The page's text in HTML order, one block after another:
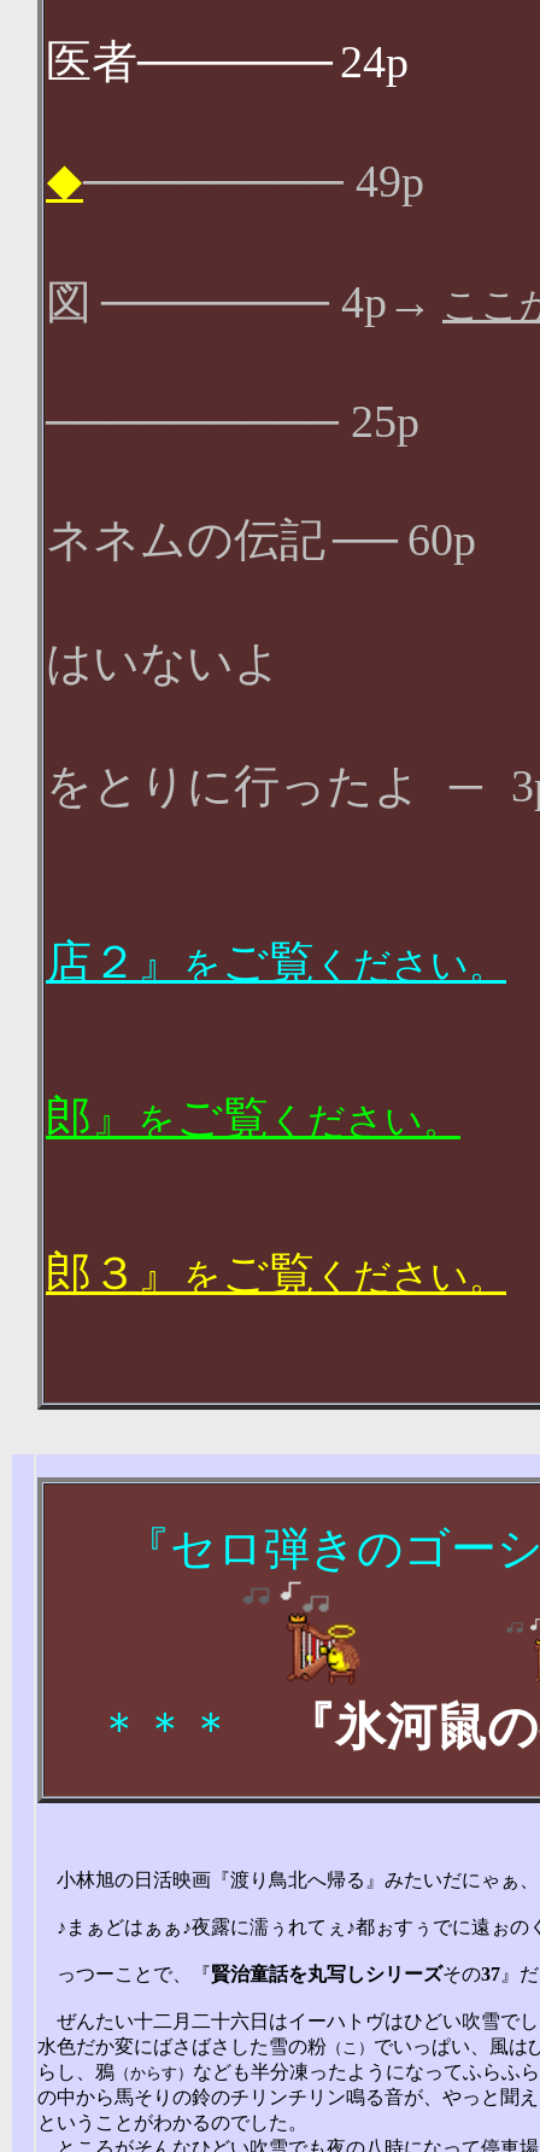
医者──────24p
◆──────── 49p
図 ─────── 4p→ ここ
───────── 25p
ネネムの伝記── 60p
はいないよ
をとりに行ったよ
─
店２』
を ご覧 ください。
郎』 を ご覧 ください。
郎３』 を ご覧 ください。
『セロ弾きのゴー
＊＊＊ 『氷河鼠
小林旭の日活映画『渡り鳥北へ帰る』みたいだにゃぁ、
♪まぁどはぁぁ♪夜露に濡ぅれてぇ♪都ぉすぅでに遠ぉの
っつーことで、『賢治童話を丸写しシリーズその37 』
ぜんたい十二月二十六日はイーハトヴはひどい吹雪で
水色だか変にばさばさした雪の粉 （こ） でいっぱい、風は
らし、鴉 （からす） なども半分凍ったようになってふらふ
の中から馬そりの鈴のチリンチリン鳴る音が、やっと聞
ということがわかるのでした。
ところがそんなひどい吹雪でも夜の八時になって停車